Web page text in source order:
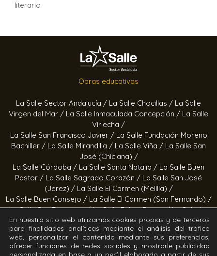
literario
Obras educativas
La Salle Sector Andalucía / La Salle Chocillas / La Salle
Virgen del Mar / La Salle Inmaculada Concepción / La Salle
Virlecha /
La Salle San Francisco Javier / La Salle Fundación Moreno
Bachiller / La Salle Mirandilla / La Salle Viña / La Salle San
José (Chiclana) /
La Salle Córdoba / La Salle Santa Natalia / La Salle Buen
Pastor / La Salle Sagrado Corazón / La Salle San José
(Jerez) / La Salle El Carmen (Melilla) /
La Salle Buen Consejo / La Salle El Carmen (San Fernando) /
La Salle San Francisco /La Salle Felipe Benito /La Salle La
Purísima
Obras socioeducativas
En nuestro sitio web utilizamos cookies propias y de terceros
para finalidades analíticas mediante el análisis del tráfico
web, personalizar el contenido mediante sus preferencias,
ofrecer funciones de redes sociales y mostrarle publicidad